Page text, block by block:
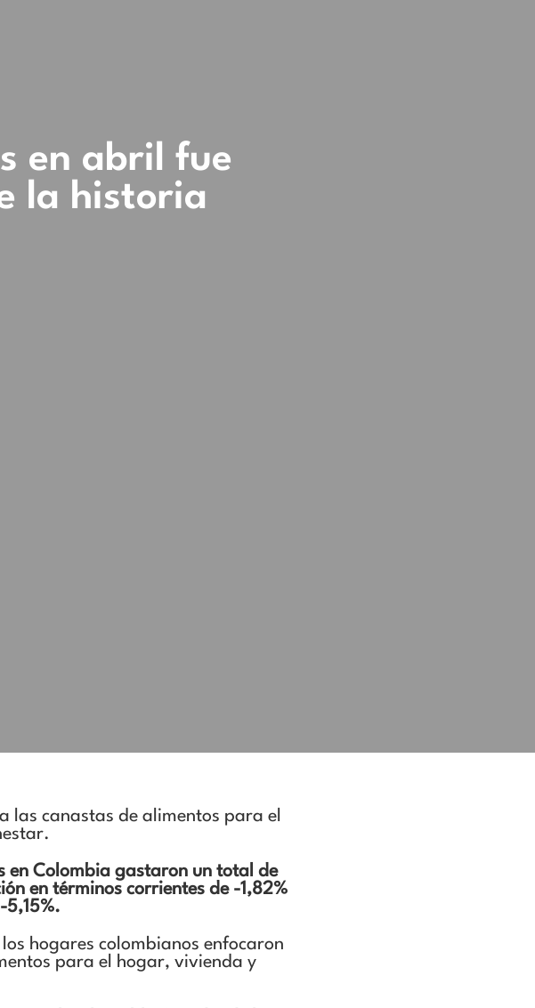
en abril fue
la historia
las canastas de alimentos para el
en Colombia gastaron un total de
en términos corrientes de -1,82%
5,15%.
hogares colombianos enfocaron
para el hogar, vivienda y